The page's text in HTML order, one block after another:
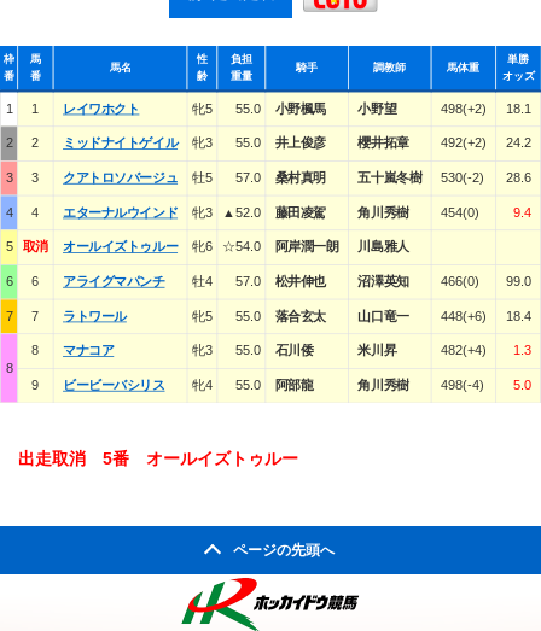
枠
番
馬
番
馬名
性
齢
負担
重量
騎手 調教師 馬体重
単勝
オッズ
1 1 レイワホクト 牝5 55.0 小野楓馬 小野望 498(+2) 18.1
2 2 ミッドナイトゲイル 牝3 55.0 井上俊彦 櫻井拓章 492(+2) 24.2
3 3 クアトロソバージュ 牡5 57.0 桑村真明 五十嵐冬樹 530(-2) 28.6
4 4 エターナルウインド 牝3 ▲52.0 藤田凌駕 角川秀樹 454(0) 9.4
5 取消 オールイズトゥルー 牝6 ☆54.0 阿岸潤一朗 川島雅人
6 6 アライグマパンチ 牡4 57.0 松井伸也 沼澤英知 466(0) 99.0
7 7 ラトワール 牝5 55.0 落合玄太 山口竜一 448(+6) 18.4
8
8 マナコア 牝3 55.0 石川倭 米川昇 482(+4) 1.3
9 ビービーバシリス 牝4 55.0 阿部龍 角川秀樹 498(-4) 5.0
出走取消 5番 オールイズトゥルー
ページの先頭へ